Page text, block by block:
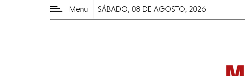
Menu SÁBADO, 08 DE AGOSTO, 2026